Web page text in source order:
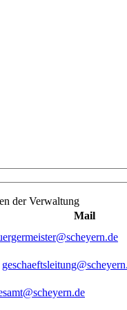
der Verwaltung
Mail